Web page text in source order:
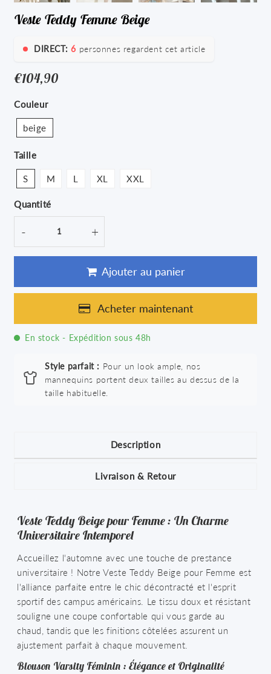
Veste Teddy Femme Beige
DIRECT: 6 personnes regardent cet article
€104,90
price
Couleur
beige
Taille
S M L XL XXL
Quantité
- +
Ajouter au panier
Acheter maintenant
En stock - Expédition sous 48h
Style parfait : Pour un look ample, nos
mannequins portent deux tailles au dessus de la
taille habituelle.
Description
Livraison & Retour
Veste Teddy Beige pour Femme : Un Charme
Universitaire Intemporel
Accueillez l'automne avec une touche de prestance
universitaire ! Notre Veste Teddy Beige pour Femme est
l'alliance parfaite entre le chic décontracté et l'esprit
sportif des campus américains. Le tissu doux et résistant
souligne une coupe confortable qui vous garde au
chaud, tandis que les finitions côtelées assurent un
ajustement parfait à chaque mouvement.
Blouson Varsity Féminin : Élégance et Originalité